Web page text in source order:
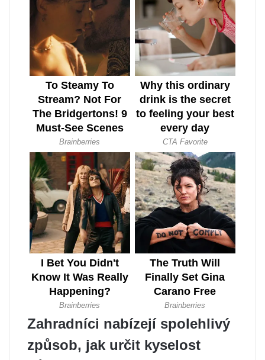
Zahradníci nabízejí spolehlivý
způsob, jak určit kyselost